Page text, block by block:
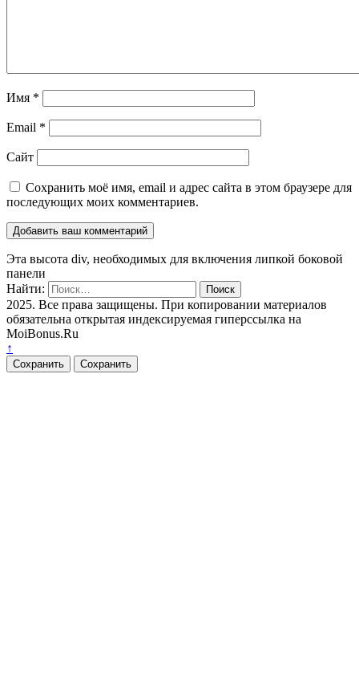
Имя *
Email *
Сайт
Сохранить моё имя, email и адрес сайта в этом браузере для
последующих моих комментариев.
Эта высота div, необходимых для включения липкой боковой
панели
Найти:
2025. Все права защищены. При копировании материалов
обязательна открытая индексируемая гиперссылка на
MoiBonus.Ru
↑